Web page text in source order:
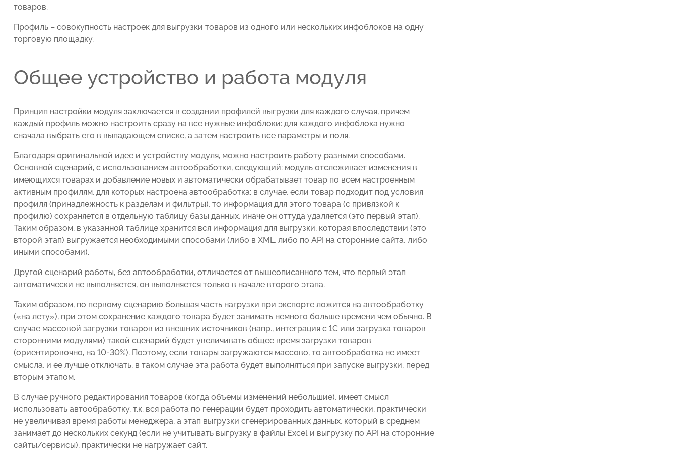
товаров.
Профиль – совокупность настроек для выгрузки товаров из одного или нескольких инфоблоков на одну
торговую площадку.
Общее устройство и работа модуля
Принцип настройки модуля заключается в создании профилей выгрузки для каждого случая, причем
каждый профиль можно настроить сразу на все нужные инфоблоки: для каждого инфоблока нужно
сначала выбрать его в выпадающем списке, а затем настроить все параметры и поля.
Благодаря оригинальной идее и устройству модуля, можно настроить работу разными способами.
Основной сценарий, с использованием автообработки, следующий: модуль отслеживает изменения в
имеющихся товарах и добавление новых и автоматически обрабатывает товар по всем настроенным
активным профилям, для которых настроена автообработка: в случае, если товар подходит под условия
профиля (принадлежность к разделам и фильтры), то информация для этого товара (с привязкой к
профилю) сохраняется в отдельную таблицу базы данных, иначе он оттуда удаляется (это первый этап).
Таким образом, в указанной таблице хранится вся информация для выгрузки, которая впоследствии (это
второй этап) выгружается необходимыми способами (либо в XML, либо по API на сторонние сайта, либо
иными способами).
Другой сценарий работы, без автообработки, отличается от вышеописанного тем, что первый этап
автоматически не выполняется, он выполняется только в начале второго этапа.
Таким образом, по первому сценарию большая часть нагрузки при экспорте ложится на автообработку
(«на лету»), при этом сохранение каждого товара будет занимать немного больше времени чем обычно. В
случае массовой загрузки товаров из внешних источников (напр., интеграция с 1С или загрузка товаров
сторонними модулями) такой сценарий будет увеличивать общее время загрузки товаров
(ориентировочно, на 10-30%). Поэтому, если товары загружаются массово, то автообработка не имеет
смысла, и ее лучше отключать, в таком случае эта работа будет выполняться при запуске выгрузки, перед
вторым этапом.
В случае ручного редактирования товаров (когда объемы изменений небольшие), имеет смысл
использовать автообработку, т.к. вся работа по генерации будет проходить автоматически, практически
не увеличивая время работы менеджера, а этап выгрузки сгенерированных данных, который в среднем
занимает до нескольких секунд (если не учитывать выгрузку в файлы Excel и выгрузку по API на сторонние
сайты/сервисы), практически не нагружает сайт.